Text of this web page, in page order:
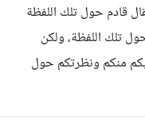
قادم حول تلك اللفظة
تلك اللفظة، ولكن
منكم ونظرتكم حول